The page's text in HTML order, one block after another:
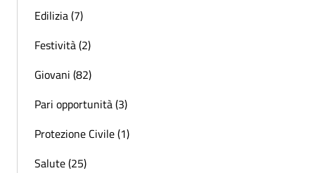
Edilizia (7)
Festività (2)
Giovani (82)
Pari opportunità (3)
Protezione Civile (1)
Salute (25)